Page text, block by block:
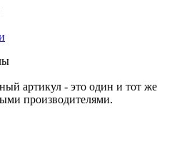
артикул - это один и тот же
производителями.